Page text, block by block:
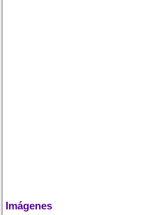
Imágenes